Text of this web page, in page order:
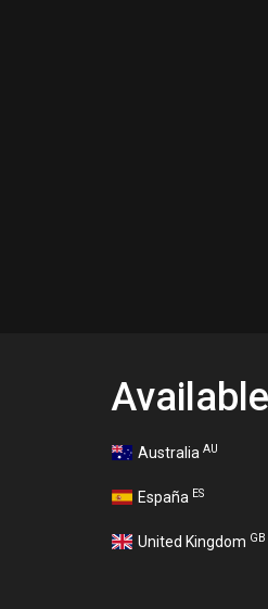
Australia AU
España ES
United Kingdom GB